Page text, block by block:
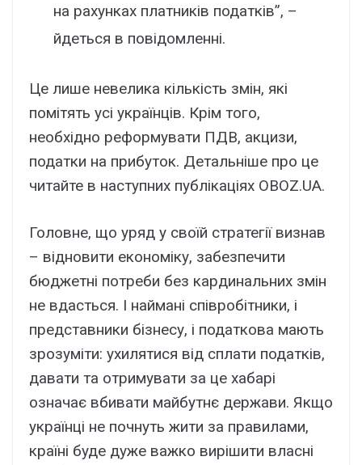
на рахунках платників податків”, –
йдеться в повідомленні.
Це лише невелика кількість змін, які
помітять усі українців. Крім того,
необхідно реформувати ПДВ, акцизи,
податки на прибуток. Детальніше про це
читайте в наступних публікаціях OBOZ.UA.
Головне, що уряд у своїй стратегії визнав
– відновити економіку, забезпечити
бюджетні потреби без кардинальних змін
не вдасться. І наймані співробітники, і
представники бізнесу, і податкова мають
зрозуміти: ухилятися від сплати податків,
давати та отримувати за це хабарі
означає вбивати майбутнє держави. Якщо
українці не почнуть жити за правилами,
країні буде дуже важко вирішити власні